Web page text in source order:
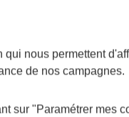
nous permettent
de nos campagnes.
sur "Paramétrer mes